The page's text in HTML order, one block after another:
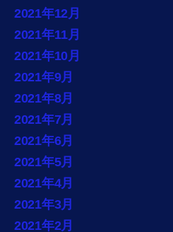
2021年12月
2021年11月
2021年10月
2021年9月
2021年8月
2021年7月
2021年6月
2021年5月
2021年4月
2021年3月
2021年2月